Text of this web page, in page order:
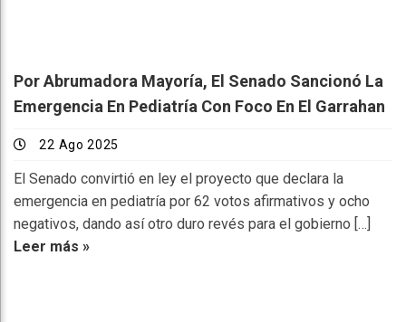
Por Abrumadora Mayoría, El Senado Sancionó La
Emergencia En Pediatría Con Foco En El Garrahan
22 Ago 2025
El Senado convirtió en ley el proyecto que declara la
emergencia en pediatría por 62 votos afirmativos y ocho
negativos, dando así otro duro revés para el gobierno […]
Leer más »